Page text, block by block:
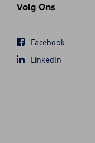
Volg Ons
Facebook
LinkedIn